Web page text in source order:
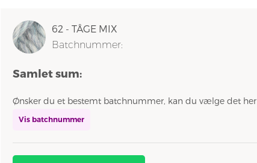
62 - TÅGE MIX
Batchnummer:
Samlet sum:
Ønsker du et bestemt batchnummer, kan du vælge det her
Vis batchnummer